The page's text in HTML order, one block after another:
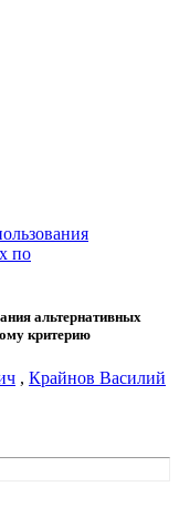
по
альтернативных
критерию
, Крайнов Василий